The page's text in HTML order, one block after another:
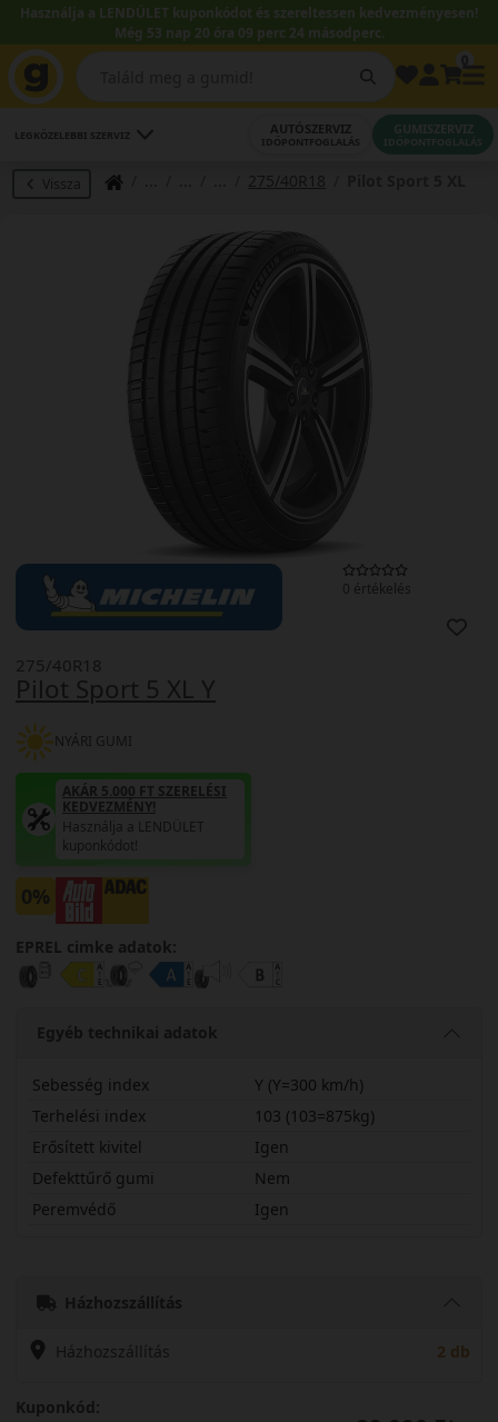
Használja a LENDÜLET kuponkódot és szereltessen kedvezményesen!
Még 53 nap 20 óra 09 perc 24 másodperc.
LEGKÖZELEBBI SZERVIZ AUTÓSZERVIZ
IDŐPONTFOGLALÁS
GUMISZERVIZ
IDŐPONTFOGLALÁS
Vissza 275/40R18
0 értékelés
Pilot Sport 5 XL Y
275/40R18
NYÁRI GUMI
AKÁR 5.000 FT SZERELÉSI
KEDVEZMÉNY!
Használja a LENDÜLET
kuponkódot!
0%
EPREL cimke adatok:
Egyéb technikai adatok
Sebesség index
Y (Y=300 km/h)
Terhelési index
103 (103=875kg)
Erősített kivitel
Igen
Defekttűrő gumi
Nem
Peremvédő
Igen
Házhozszállítás
Házhozszállítás 2 db
Kuponkód: